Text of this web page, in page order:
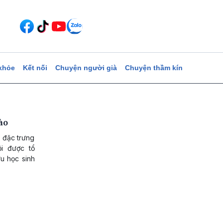
Kết nối Chuyện người già Chuyện thầm kín
đặc trưng
được tổ
học sinh